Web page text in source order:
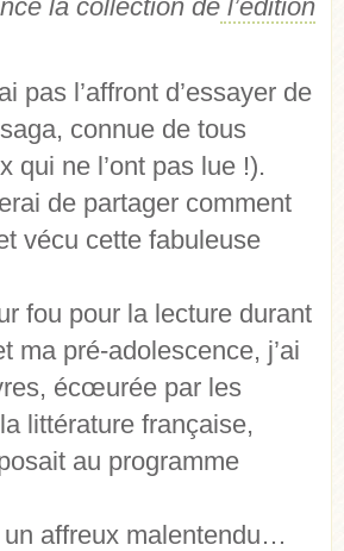
la collection de l’édition
pas l’affront d’essayer de
connue de tous
qui ne l’ont pas lue !).
de partager comment
vécu cette fabuleuse
fou pour la lecture durant
ma pré-adolescence, j’ai
écœurée par les
littérature française,
au programme
un affreux malentendu…